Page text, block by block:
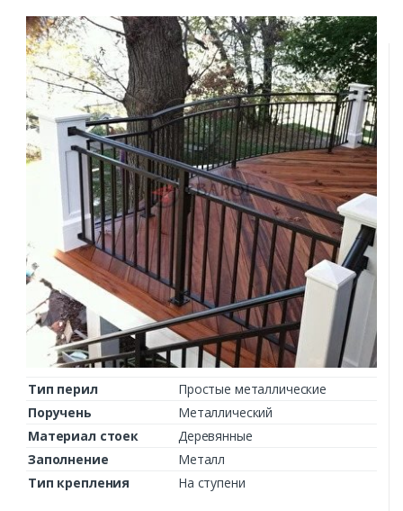
Тип перил
Простые металлические
Поручень
Металлический
Материал стоек
Деревянные
Заполнение
Металл
Тип крепления
На ступени